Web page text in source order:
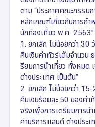
ตาม “ประกาศคณะกรรม
หลักเกณฑ์เกี่ยวกับการกำ
นักท่องเที่ยว พ.ศ.
1. ยกเลิก ไม่น้อยกว่า 30
คืนเงินค่าทัวร์เต็มจำนวน
รียมการนำเที่ยว ทั้งหมด
ต่างประเทศ เป็นต้น”
2. ยกเลิก ไม่น้อยกว่า
คืนเงินร้อยละ 50 ของค่า
จริงเพื่อการเตรียมการน
ค่าบริการแลนด์ ต่างประเ